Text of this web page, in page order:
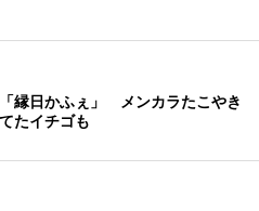
縁日かふぇ」 メンカラたこやき
たイチゴも